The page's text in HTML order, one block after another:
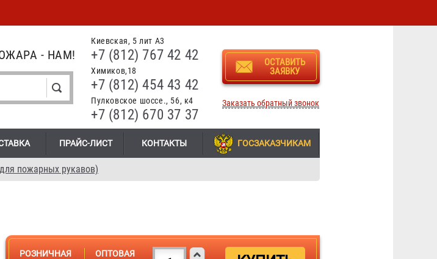
Киевская, 5 лит А3
+7 (812) 767 42 42
Химиков,18
+7 (812) 454 43 42
Пулковское шоссе., 56, к4
+7 (812) 670 37 37
ОСТАВИТЬ
ЗАЯВКУ
Заказать обратный звонок
- НАМ!
ПРАЙС-ЛИСТ КОНТАКТЫ ГОСЗАКАЗЧИКАМ
пожарных рукавов)
РОЗНИЧНАЯ ОПТОВАЯ